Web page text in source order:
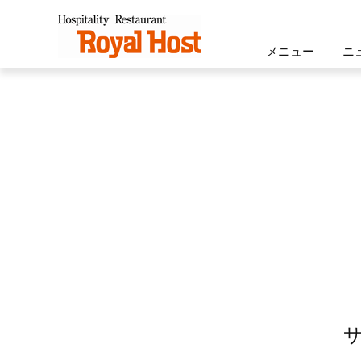
ロイヤルホスト - Royal Host -
メニュー ニ